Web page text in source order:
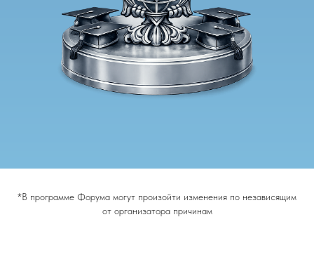
*В программе Форума могут произойти изменения по независящим
от организатора причинам